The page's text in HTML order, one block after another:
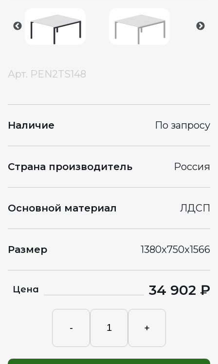
Арт. PEN2TS148
Наличие По запросу
Страна производитель Россия
Основной материал ЛДСП
Размер 1380x750x1566
Цена 34 902 ₽
- +